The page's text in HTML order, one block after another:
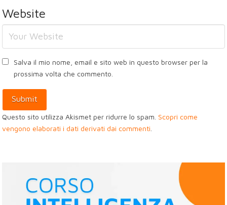
Website
Salva il mio nome, email e sito web in questo browser per la
prossima volta che commento.
Questo sito utilizza Akismet per ridurre lo spam. Scopri come
vengono elaborati i dati derivati dai commenti